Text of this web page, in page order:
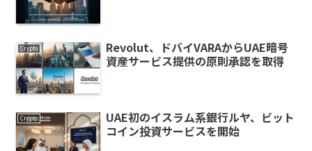
Crypto
Revolut、ドバイVARAからUAE暗号
資産サービス提供の原則承認を取得
Crypto
UAE初のイスラム系銀行ルヤ、ビット
コイン投資サービスを開始